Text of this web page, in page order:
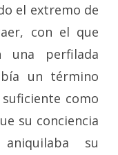
el extremo de
con el que
una perfilada
un término
como
su conciencia
su